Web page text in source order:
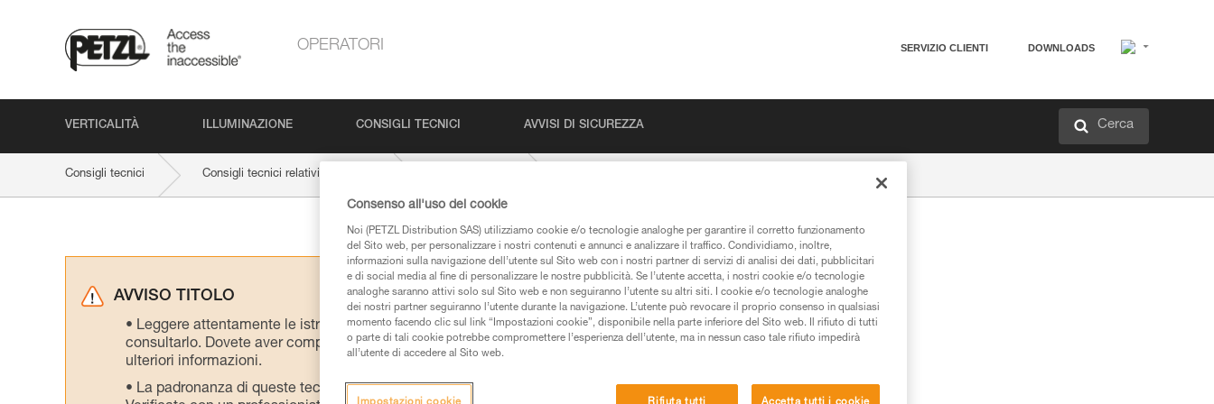
OPERATORI SERVIZIO CLIENTI DOWNLOADS
VERTICALITÀ ILLUMINAZIONE CONSIGLI TECNICI AVVISI DI SICUREZZA Cerca
Consigli tecnici Consigli tecnici relativi al prodotto
AVVISO TITOLO
Leggere attentamente le istruzioni tecniche dei prodotti utilizzati in questo consiglio prima di
consultarlo. Dovete aver compreso le informazioni dell’istruzione tecnica per poter capire queste
ulteriori informazioni.
La padronanza di queste tecniche richiede una formazione ed un addestramento specifico.
Consenso all'uso dei cookie
Noi (PETZL Distribution SAS) utilizziamo cookie e/o tecnologie analoghe per garantire il corretto funzionamento
del Sito web, per personalizzare i nostri contenuti e annunci e analizzare il traffico. Condividiamo, inoltre,
informazioni sulla navigazione dell’utente sul Sito web con i nostri partner di servizi di analisi dei dati, pubblicitari
e di social media al fine di personalizzare le nostre pubblicità. Se l’utente accetta, i nostri cookie e/o tecnologie
analoghe saranno attivi solo sul Sito web e non seguiranno l’utente su altri siti. I cookie e/o tecnologie analoghe
dei nostri partner seguiranno l’utente durante la navigazione. L’utente può revocare il proprio consenso in qualsiasi
momento facendo clic sul link “Impostazioni cookie”, disponibile nella parte inferiore del Sito web. Il rifiuto di tutti
o parte di tali cookie potrebbe compromettere l’esperienza dell’utente, ma in nessun caso tale rifiuto impedirà
all’utente di accedere al Sito web.